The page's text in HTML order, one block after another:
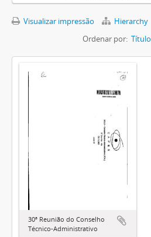
Visualizar impressão Hierarchy
Ordenar por: Título
30ª Reunião do Conselho
Técnico-Administrativo